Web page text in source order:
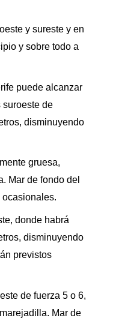
y sureste y en
y sobre todo a
puede alcanzar
suroeste de
disminuyendo
gruesa,
Mar de fondo del
ocasionales.
donde habrá
disminuyendo
previstos
de fuerza 5 o 6,
Mar de